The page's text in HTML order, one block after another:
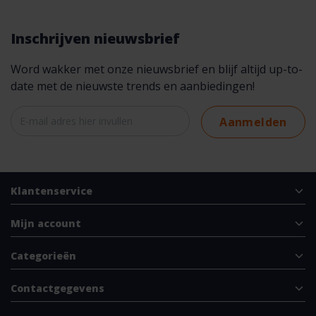
Inschrijven nieuwsbrief
Word wakker met onze nieuwsbrief en blijf altijd up-to-
date met de nieuwste trends en aanbiedingen!
Aanmelden
Klantenservice
Mijn account
Categorieën
Contactgegevens